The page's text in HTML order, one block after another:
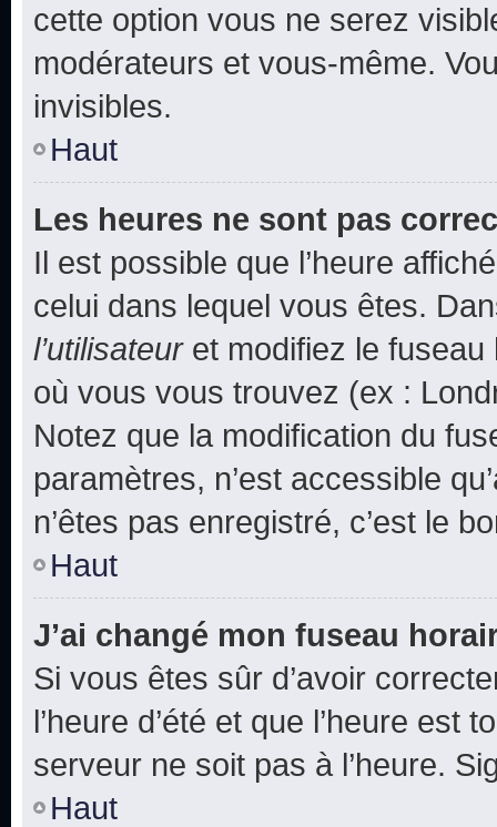
cette option vous ne serez
modérateurs et vous-même.
invisibles.
Haut
Les heures ne sont pas
Il est possible que l’heure
celui dans lequel vous êtes.
l’utilisateuret modifiez le fuseau
où vous vous trouvez (ex :
Notez que la modification du
paramètres, n’est accessible
n’êtes pas enregistré, c’est le
Haut
J’ai changé mon fuseau
Si vous êtes sûr d’avoir
l’heure d’été et que l’heure est
serveur ne soit pas à l’heure.
Haut